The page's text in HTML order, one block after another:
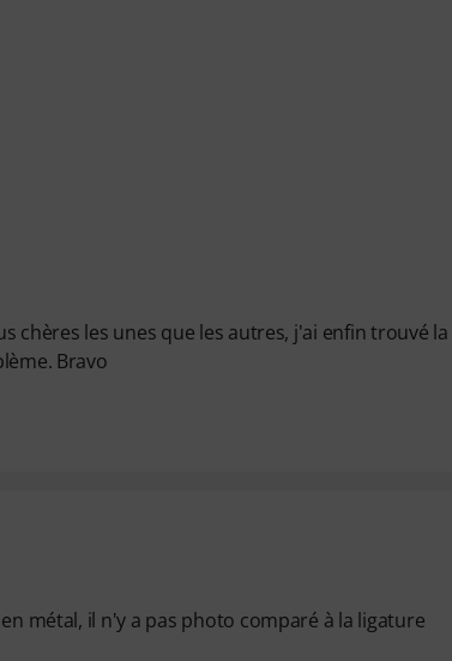
chères les unes que les autres, j'ai enfin trouvé la
Bravo
métal, il n'y a pas photo comparé à la ligature